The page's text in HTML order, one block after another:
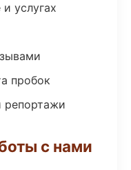
услугах
пробок
репортажи
с нами